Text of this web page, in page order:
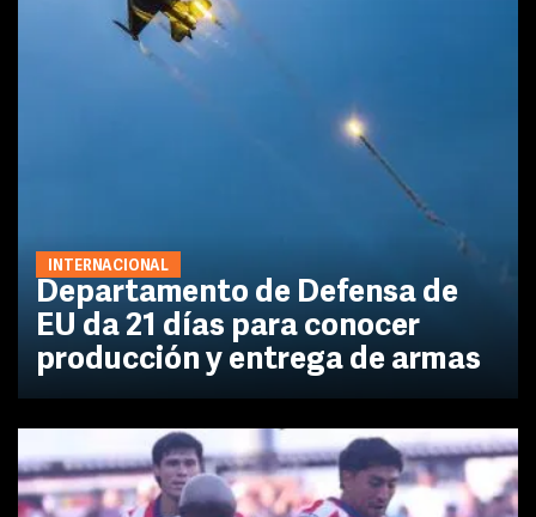
INTERNACIONAL
Departamento de Defensa de
EU da 21 días para conocer
producción y entrega de armas